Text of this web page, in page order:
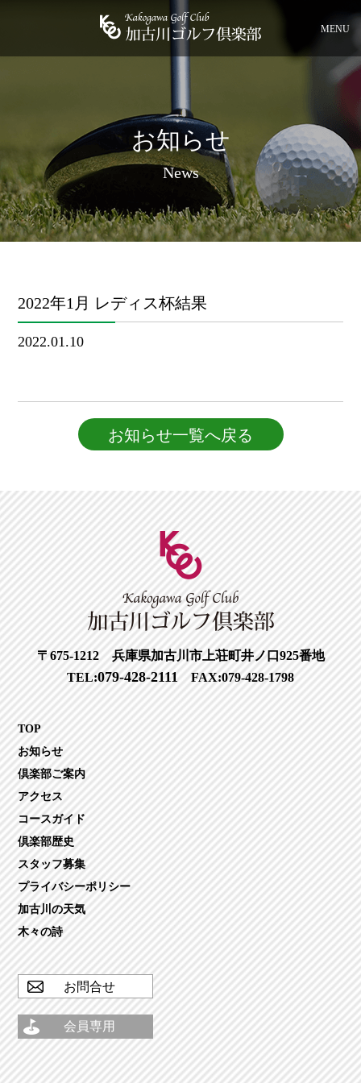
MENU
お知らせ
News
2022年1月 レディス杯結果
2022.01.10
お知らせ一覧へ戻る
〒675-1212 兵庫県加古川市上荘町井ノ口925番地
TEL:079-428-2111FAX:079-428-1798
TOP
お知らせ
倶楽部ご案内
アクセス
コースガイド
倶楽部歴史
スタッフ募集
プライバシーポリシー
加古川の天気
木々の詩
お問合せ
会員専用